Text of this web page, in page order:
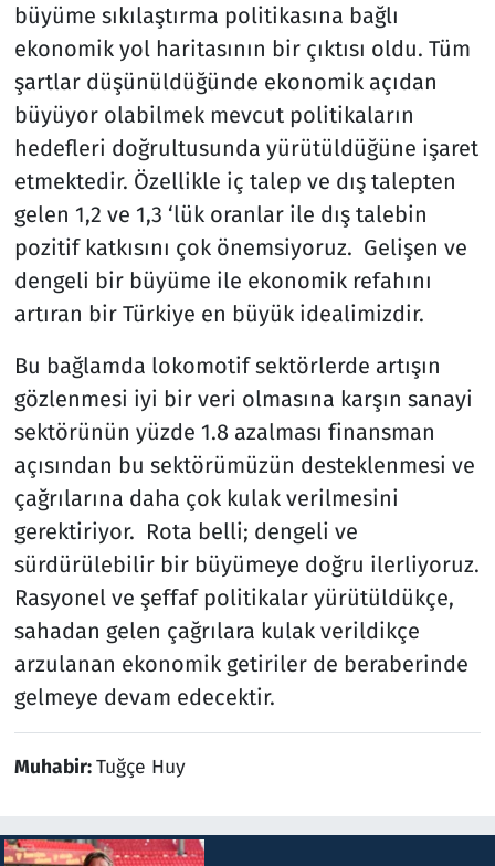
büyüme sıkılaştırma politikasına bağlı
ekonomik yol haritasının bir çıktısı oldu. Tüm
şartlar düşünüldüğünde ekonomik açıdan
büyüyor olabilmek mevcut politikaların
hedefleri doğrultusunda yürütüldüğüne işaret
etmektedir. Özellikle iç talep ve dış talepten
gelen 1,2 ve 1,3 ‘lük oranlar ile dış talebin
pozitif katkısını çok önemsiyoruz. Gelişen ve
dengeli bir büyüme ile ekonomik refahını
artıran bir Türkiye en büyük idealimizdir.
Bu bağlamda lokomotif sektörlerde artışın
gözlenmesi iyi bir veri olmasına karşın sanayi
sektörünün yüzde 1.8 azalması finansman
açısından bu sektörümüzün desteklenmesi ve
çağrılarına daha çok kulak verilmesini
gerektiriyor. Rota belli; dengeli ve
sürdürülebilir bir büyümeye doğru ilerliyoruz.
Rasyonel ve şeffaf politikalar yürütüldükçe,
sahadan gelen çağrılara kulak verildikçe
arzulanan ekonomik getiriler de beraberinde
gelmeye devam edecektir.
Muhabir:Tuğçe Huy